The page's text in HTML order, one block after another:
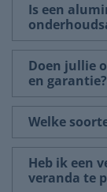
Is een
Doen jullie
en garantie?
Welke
Heb ik een
veranda te